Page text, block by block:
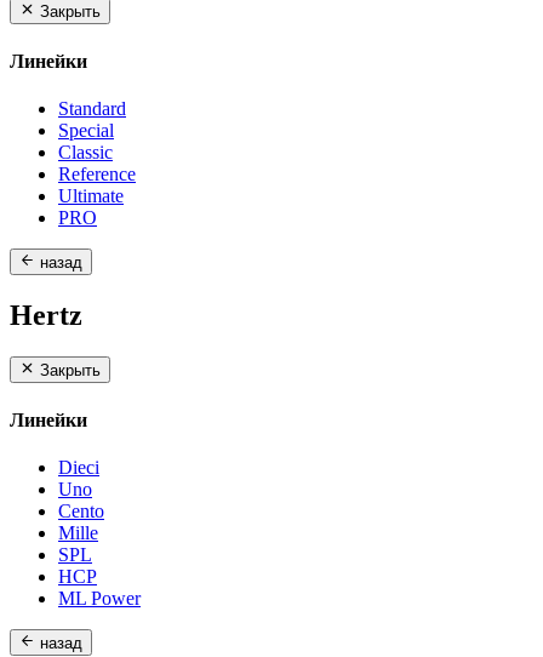
Закрыть
Линейки
Standard
Special
Classic
Reference
Ultimate
PRO
назад
Hertz
Закрыть
Линейки
Dieci
Uno
Cento
Mille
SPL
HCP
ML Power
назад